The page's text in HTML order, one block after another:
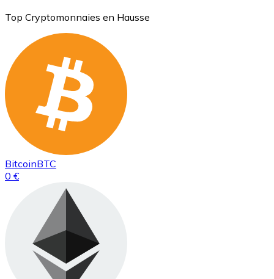
Top Cryptomonnaies en Hausse
BitcoinBTC
0 €